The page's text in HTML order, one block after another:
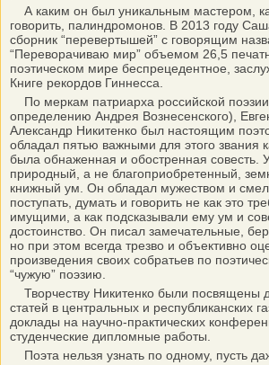
А каким он был уникальным мастером,
говорить, палиндромонов. В 2013 году
сборник “перевертышей” с говорящим
“Переворачиваю мир” объемом 26,5
поэтическом мире беспрецедентное,
Книге рекордов Гиннесса.
По меркам патриарха российской
определению Андрея Вознесенского),
Александр Никитенко был настоящим
обладал пятью важными для этого звания
была обнаженная и обостренная совесть.
природный, а не благоприобретенный,
книжный ум. Он обладал мужеством и
поступать, думать и говорить не как это
имущими, а как подсказывали ему ум и
достоинство. Он писал замечательные,
но при этом всегда трезво и объективно
произведения своих собратьев по
“чужую” поэзию.
Творчеству Никитенко были посвящены
статей в центральных и республиканских
доклады на научно-практических
студенческие дипломные работы.
Поэта нельзя узнать по одному, пусть